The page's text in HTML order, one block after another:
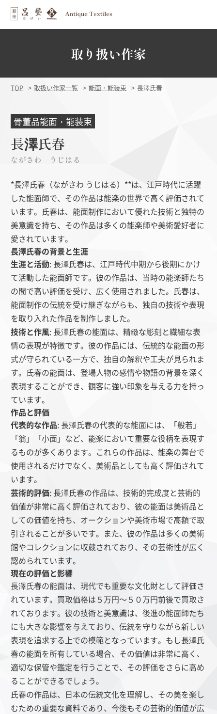
取り扱い作家
TOP 取扱い作家一覧 能面・能装束 長澤氏春
骨董品能面・能装束
長澤氏春
ながさわ うじはる
*長澤氏春（ながさわ うじはる）**は、江戸時代に活躍
した能面師で、その作品は能楽の世界で高く評価されて
います。氏春は、能面制作において優れた技術と独特の
美意識を持ち、その作品は多くの能楽師や美術愛好者に
愛されています。
長澤氏春の背景と生涯
生涯と活動: 長澤氏春は、江戸時代中期から後期にかけ
て活動した能面師です。彼の作品は、当時の能楽師たち
の間で高い評価を受け、広く使用されました。氏春は、
能面制作の伝統を受け継ぎながらも、独自の技術や表現
を取り入れた作品を制作しました。
技術と作風: 長澤氏春の能面は、精緻な彫刻と繊細な表
情の表現が特徴です。彼の作品には、伝統的な能面の形
式が守られている一方で、独自の解釈や工夫が見られま
す。氏春の能面は、登場人物の感情や物語の背景を深く
表現することができ、観客に強い印象を与える力を持っ
ています。
作品と評価
代表的な作品: 長澤氏春の代表的な能面には、「般若」
「翁」「小面」など、能楽において重要な役柄を表現す
るものが多くあります。これらの作品は、能楽の舞台で
使用されるだけでなく、美術品としても高く評価されて
います。
芸術的評価: 長澤氏春の作品は、技術的完成度と芸術的
価値が非常に高く評価されており、彼の能面は美術品と
しての価値を持ち、オークションや美術市場で高額で取
引されることが多いです。また、彼の作品は多くの美術
館やコレクションに収蔵されており、その芸術性が広く
認められています。
現在の評価と影響
長澤氏春の能面は、現代でも重要な文化財として評価さ
れています。買取価格は５万円～５０万円前後で買取さ
れております。彼の技術と美意識は、後進の能面師たち
にも大きな影響を与えており、伝統を守りながら新しい
表現を追求する上での模範となっています。もし長澤氏
春の能面を所有している場合、その価値は非常に高く、
適切な保管や鑑定を行うことで、その評価をさらに高め
ることができるでしょう。
氏春の作品は、日本の伝統文化を理解し、その美を楽し
むための重要な資料であり、今後もその芸術的価値が広